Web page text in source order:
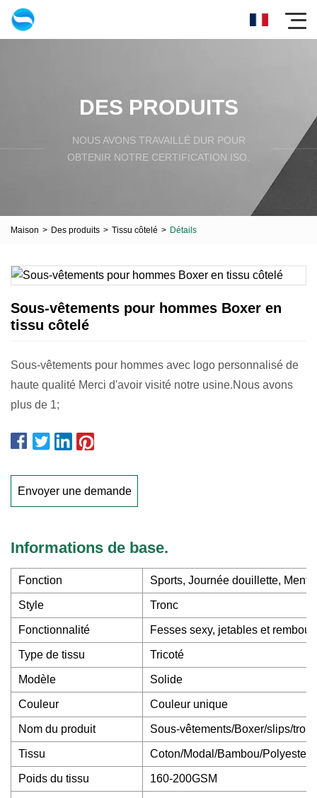
DES PRODUITS
NOUS AVONS TRAVAILLÉ DUR POUR
OBTENIR NOTRE CERTIFICATION ISO.
Maison > Des produits > Tissu côtelé > Détails
Sous-vêtements pour hommes Boxer en
tissu côtelé
Sous-vêtements pour hommes avec logo personnalisé de
haute qualité Merci d'avoir visité notre usine.Nous avons
plus de 1;
Envoyer une demande
Informations de base.
Fonction Sports, Journée douillette,
Style Tronc
Fonctionnalité Fesses sexy, jetables et
Type de tissu Tricoté
Modèle Solide
Couleur Couleur unique
Nom du produit Sous-vêtements/Boxer/slips/
Tissu Coton/Modal/Bambou/Polyester/
Poids du tissu 160-200GSM